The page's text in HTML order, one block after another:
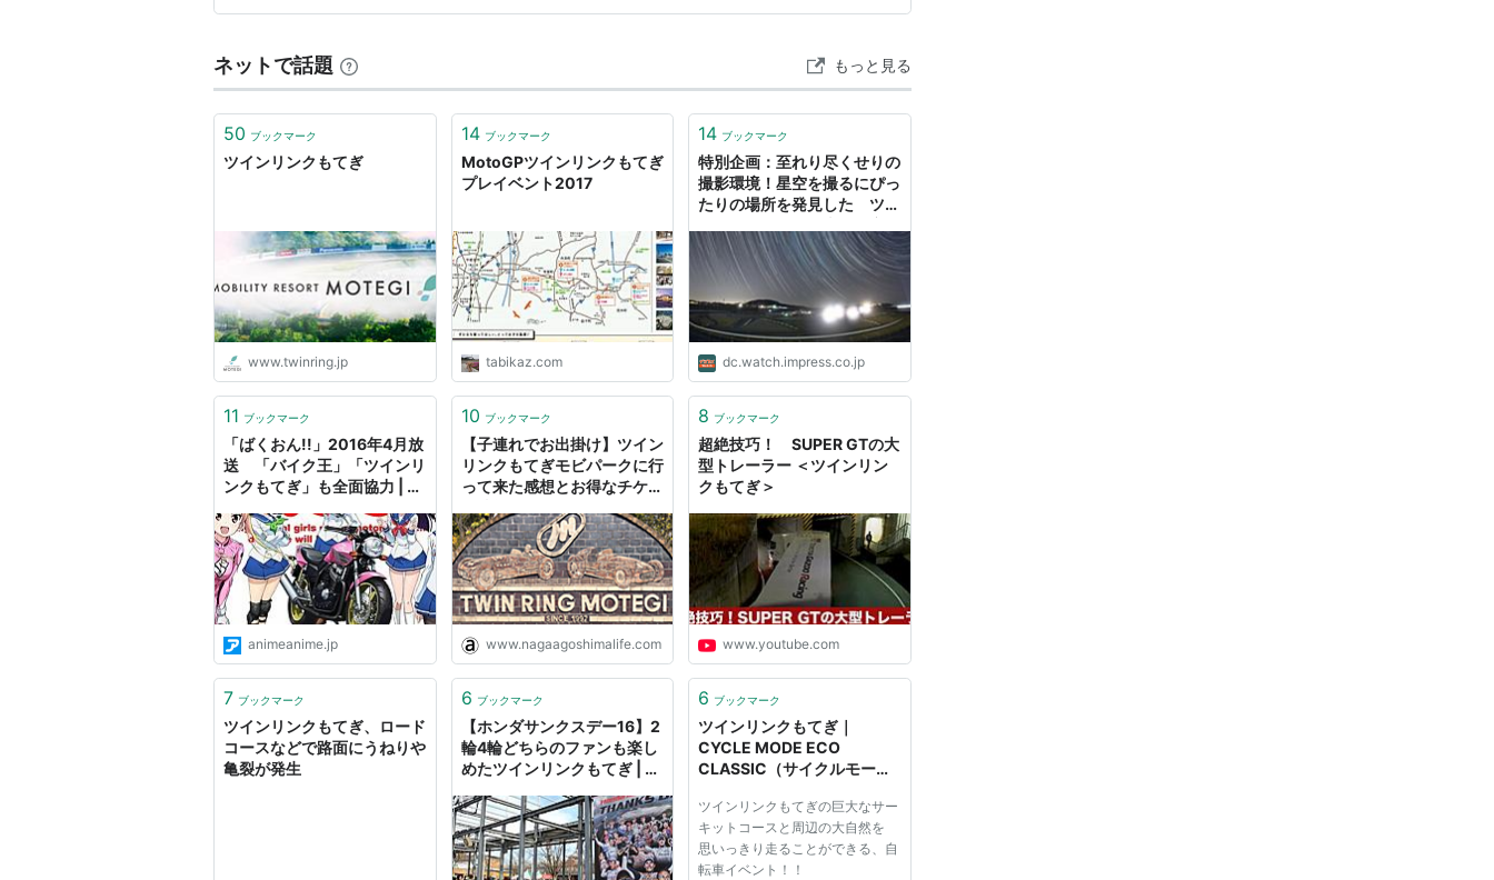
ネットで話題 もっと見る
50 ブックマーク
ツインリンクもてぎ
www.twinring.jp
14 ブックマーク
MotoGPツインリンクもてぎ
プレイベント2017
tabikaz.com
14 ブックマーク
特別企画：至れり尽くせりの
撮影環境！星空を撮るにぴっ
たりの場所を発見した ツイ
キャンプヴィレッジ」撮影記
dc.watch.impress.co.jp
11 ブックマーク
「ばくおん!!」2016年4月放
送 「バイク王」「ツインリ
ンクもてぎ」も全面協力 | ア
animeanime.jp
10 ブックマーク
【子連れでお出掛け】ツイン
リンクもてぎモビパークに行
って来た感想とお得なチケッ
Life
www.nagaagoshimalife.com
8 ブックマーク
超絶技巧！ SUPER GTの大
型トレーラー ＜ツインリン
クもてぎ＞
www.youtube.com
7 ブックマーク
ツインリンクもてぎ、ロード
コースなどで路面にうねりや
亀裂が発生
6 ブックマーク
【ホンダサンクスデー16】2
輪4輪どちらのファンも楽し
めたツインリンクもてぎ | レ
6 ブックマーク
ツインリンクもてぎ｜
CYCLE MODE ECO
CLASSIC（サイクルモード
トコースと周辺の大自然を思
いっきり走ることができる、
新しい自転車イベント！
ツインリンクもてぎの巨大なサー
キットコースと周辺の大自然を
思いっきり走ることができる、自
転車イベント！！